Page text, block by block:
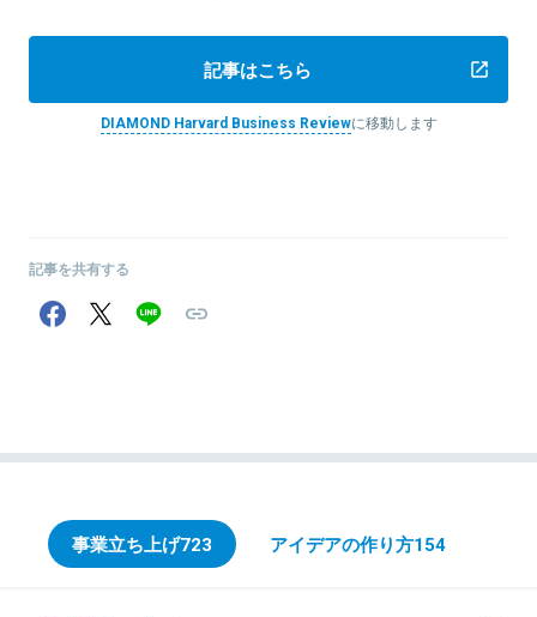
記事はこちら
DIAMOND Harvard Business Reviewに移動します
記事を共有する
事業立ち上げ723 アイデアの作り方154